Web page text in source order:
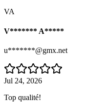
VA
V******* A*****
u*******@gmx.net
Jul 24, 2026
Top qualité!